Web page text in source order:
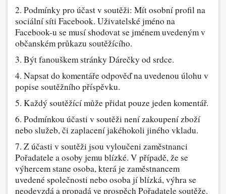
2. Podmínky pro účast v soutěži: Mít osobní profil na
sociální síti Facebook. Uživatelské jméno na
Facebook-u se musí shodovat se jménem uvedeným v
občanském průkazu soutěžícího.
3. Být fanouškem stránky Dárečky od srdce.
4. Napsat do komentáře odpověď na uvedenou úlohu v
popise soutěžního příspěvku.
5. Každý soutěžící může přidat pouze jeden komentář.
6. Podmínkou účasti v soutěži není zakoupení zboží
nebo služeb, či zaplacení jakéhokoli jiného vkladu.
7. Z účasti v soutěži jsou vyloučeni zaměstnanci
Pořadatele a osoby jemu blízké. V případě, že se
výhercem stane osoba, která je zaměstnancem
uvedené společnosti nebo osoba jí blízká, výhra se
neodevzdá a propadá ve prospěch Pořadatele soutěže.